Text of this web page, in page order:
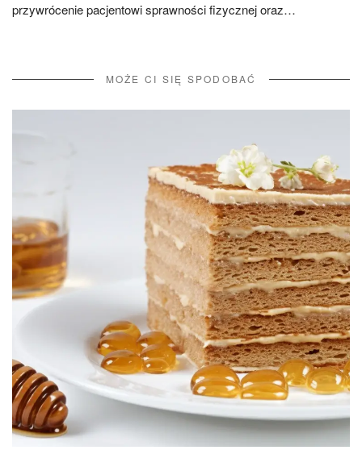
przywrócenie pacjentowi sprawności fizycznej oraz…
MOŻE CI SIĘ SPODOBAĆ